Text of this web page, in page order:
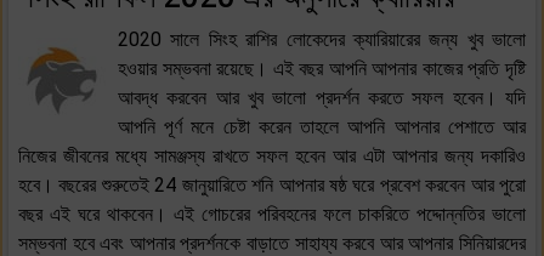
2020 সালে সিংহ রাশির লোকেদের ক্যারিয়ারের জন্য খুব ভালো
হওয়ার সম্ভবনা রয়েছে। এই বছর আপনি আপনার কাজের প্রতি দৃষ্টি
আবদ্ধ করবেন আর খুব ভালো প্রদর্শন করতে সফল হবেন। যদি
আপনি পূর্ণ মনে চেষ্টা করেন তাহলে আপনি আপনার পেশাতে আর
নিজের জীবনের মধ্যে সামঞ্জস্য রাখতে সফল হবেন আর এটা আপনার জন্য দকারিও
হবে। বছরের শুরুতেই 24 জানুয়ারিতে শনি আপনার ষষ্ঠ ঘরে প্রবেশ করবেন আর পুরো
বছর এই ঘরে থাকবেন। এই গোচরের পরিবহনের ফলে চাকরিতে পদ্দোন্নতির ভালো
সম্ভবনা হবে এবং আপনার প্রদর্শনকে বাড়াতে সাহায্য করবে আর আপনার সিনিয়ারদের